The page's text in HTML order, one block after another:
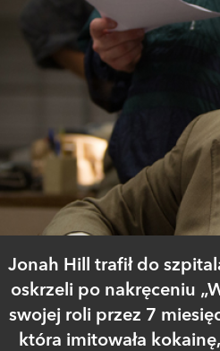
Jonah Hill trafił do
oskrzeli po nakręceniu
swojej roli przez 7
która imitowała